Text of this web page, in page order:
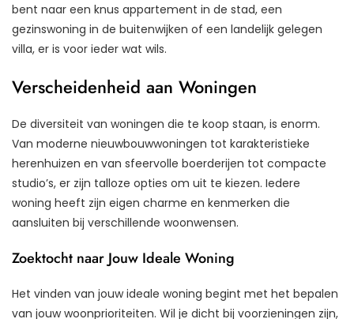
bent naar een knus appartement in de stad, een
gezinswoning in de buitenwijken of een landelijk gelegen
villa, er is voor ieder wat wils.
Verscheidenheid aan Woningen
De diversiteit van woningen die te koop staan, is enorm.
Van moderne nieuwbouwwoningen tot karakteristieke
herenhuizen en van sfeervolle boerderijen tot compacte
studio’s, er zijn talloze opties om uit te kiezen. Iedere
woning heeft zijn eigen charme en kenmerken die
aansluiten bij verschillende woonwensen.
Zoektocht naar Jouw Ideale Woning
Het vinden van jouw ideale woning begint met het bepalen
van jouw woonprioriteiten. Wil je dicht bij voorzieningen zijn,